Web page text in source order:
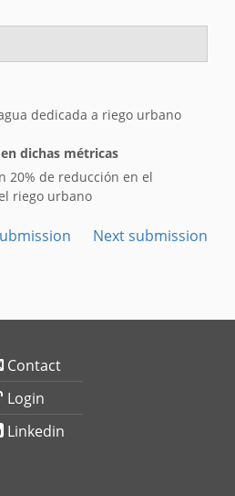
dedicada a riego urbano
dichas métricas
20% de reducción en el
riego urbano
Next submission
Contact
Login
Linkedin